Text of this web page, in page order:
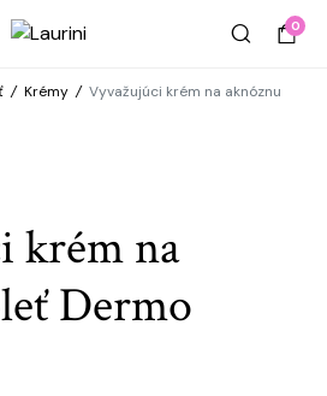
0
/ Krémy / Vyvažujúci krém na aknóznu
krém na
Dermo